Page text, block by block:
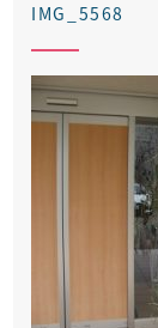
IMG_5568